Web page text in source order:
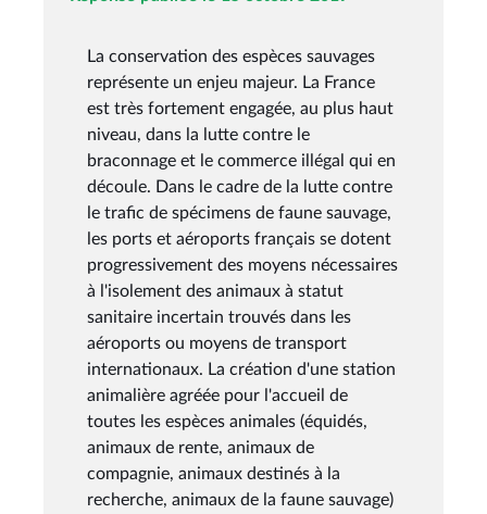
La conservation des espèces sauvages
représente un enjeu majeur. La France
est très fortement engagée, au plus haut
niveau, dans la lutte contre le
braconnage et le commerce illégal qui en
découle. Dans le cadre de la lutte contre
le trafic de spécimens de faune sauvage,
les ports et aéroports français se dotent
progressivement des moyens nécessaires
à l'isolement des animaux à statut
sanitaire incertain trouvés dans les
aéroports ou moyens de transport
internationaux. La création d'une station
animalière agréée pour l'accueil de
toutes les espèces animales (équidés,
animaux de rente, animaux de
compagnie, animaux destinés à la
recherche, animaux de la faune sauvage)